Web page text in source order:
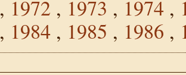
, 1972 , 1973 , 1974 ,
, 1984 , 1985 , 1986 ,